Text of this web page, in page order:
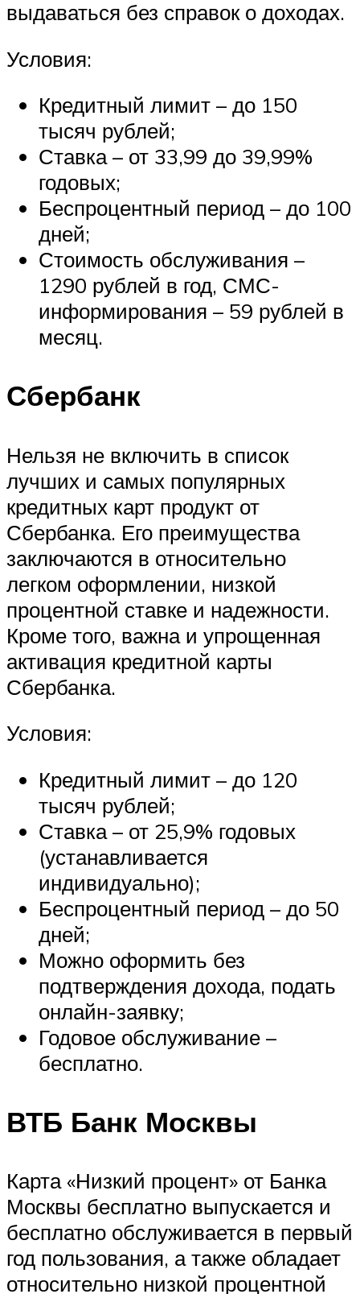
выдаваться без справок о доходах.
Условия:
Кредитный лимит – до 150
тысяч рублей;
Ставка – от 33,99 до 39,99%
годовых;
Беспроцентный период – до 100
дней;
Стоимость обслуживания –
1290 рублей в год, СМС-
информирования – 59 рублей в
месяц.
Сбербанк
Нельзя не включить в список
лучших и самых популярных
кредитных карт продукт от
Сбербанка. Его преимущества
заключаются в относительно
легком оформлении, низкой
процентной ставке и надежности.
Кроме того, важна и упрощенная
активация кредитной карты
Сбербанка.
Условия:
Кредитный лимит – до 120
тысяч рублей;
Ставка – от 25,9% годовых
(устанавливается
индивидуально);
Беспроцентный период – до 50
дней;
Можно оформить без
подтверждения дохода, подать
онлайн-заявку;
Годовое обслуживание –
бесплатно.
ВТБ Банк Москвы
Карта «Низкий процент» от Банка
Москвы бесплатно выпускается и
бесплатно обслуживается в первый
год пользования, а также обладает
относительно низкой процентной